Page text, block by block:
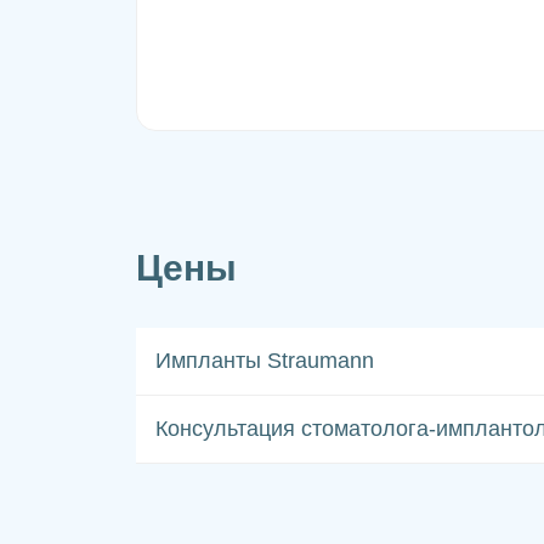
Цены
Импланты Straumann
Консультация стоматолога-